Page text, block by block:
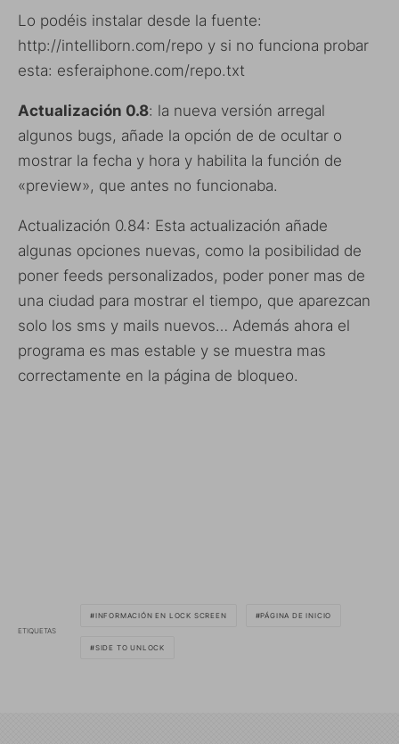
Lo podéis instalar desde la fuente:
http://intelliborn.com/repo y si no funciona probar
esta: esferaiphone.com/repo.txt
Actualización 0.8: la nueva versión arregal
algunos bugs, añade la opción de de ocultar o
mostrar la fecha y hora y habilita la función de
«preview», que antes no funcionaba.
Actualización 0.84: Esta actualización añade
algunas opciones nuevas, como la posibilidad de
poner feeds personalizados, poder poner mas de
una ciudad para mostrar el tiempo, que aparezcan
solo los sms y mails nuevos… Además ahora el
programa es mas estable y se muestra mas
correctamente en la página de bloqueo.
ETIQUETAS
INFORMACIÓN EN LOCK SCREEN PÁGINA DE INICIO
SIDE TO UNLOCK